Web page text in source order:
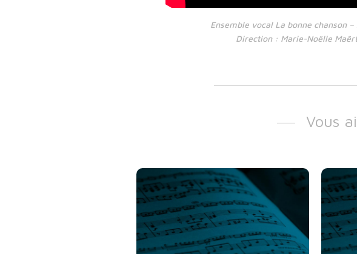
Ensemble vocal La bonne chanson –
Direction : Marie-Noëlle
Vous